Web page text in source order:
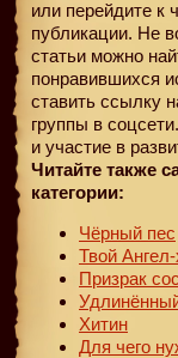
или перейдите к
публикации. Не
статьи можно
понравившихся
ставить ссылку
группы в
и участие в
Читайте также
категории:
Чёрный пес
Твой
Призрак
Хитин
Для чего